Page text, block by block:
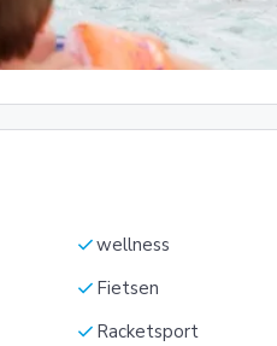
checkwellness
check Fietsen
check Racketsport